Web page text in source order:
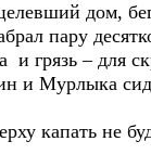
дом,
пару
и грязь – для
и Мурлыка
капать